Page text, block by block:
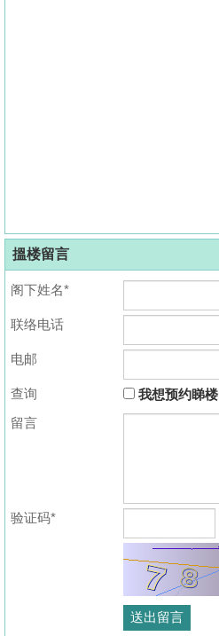
搵楼留言
阁下姓名*
联络电话
电邮
查询
我想预约睇楼
留言
验证码*